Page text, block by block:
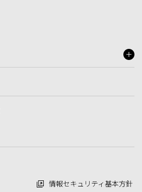
情報セキュリティ基本方針